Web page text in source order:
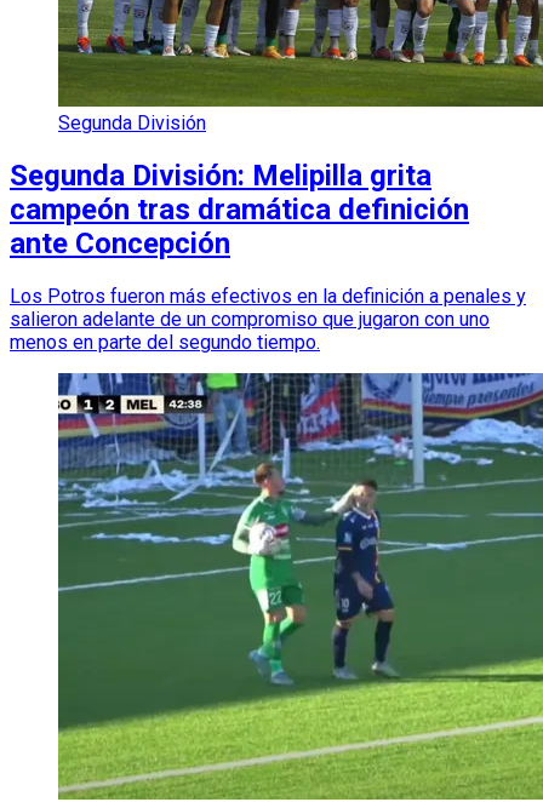
Segunda División
Segunda División: Melipilla grita
campeón tras dramática definición
ante Concepción
Los Potros fueron más efectivos en la definición a penales y
salieron adelante de un compromiso que jugaron con uno
menos en parte del segundo tiempo.